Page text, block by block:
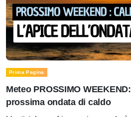
Prima Pagina
Meteo PROSSIMO
prossima ondata di caldo